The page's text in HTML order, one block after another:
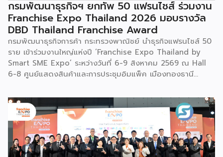
คารวะต่อบรรพชน และทุกการกระโดดสะท้อนถึงจิตวิญญาณอัน
แรงกล้าของชนเผ่าเหมียว กุนซานจูถือเป็นหนึ่งในศิลปะการ
เต้นรำที่ปราบเซียนและท้าทายที่สุดของชนเผ่าเหมียว ผู้แสดงจะ
สวมเสื้อนอกสีขาวปักลายอันประณีต และสวมหมวกขนไก่ฟ้า
พร้อมบรรเลงลู่เซิงแบบ 6 ท่อ จุดที่ท้าทายที่สุดคือเสียงเพลงจะ
ต้องพลิ้วไหวอย่างต่อเนื่อง นักเต้นจึงต้องเป่าลู่เซิงอย่าง
สม่ำเสมอโดยไม่สะดุด แม้ในยามที่ต้องโลดโผนด้วยท่วงท่าที่ยาก
ผ่านชามใส่น้ำที่วางเรียงเอาไว้ โดยต้องทรงตัวด้วยความแม่นยำ
อย่างน่าอัศจรรย์ พร้อมรังสรรค์ลีลาท่ารำอันตื่นตาตื่นใจ ไม่ว่าจะ
เป็นท่านางแอ่นบิน พีระมิดมนุษย์ หรือท่ามังกรพลิกกาย การ
ผสานท่วงทำนอง การเคลื่อนไหว ลมหายใจ และพละกำลังเข้าด้วย
กันอย่างสมบูรณ์แบบนี้เอง ที่หล่อหลอมให้เกิดเป็นสุนทรียศาสตร์
อันเป็นเอกลักษณ์ของศิลปะโบราณชนิดนี้ นับตั้งแต่คริสต์
กรมพัฒนาธุรกิจฯ ยกทัพ 50 แฟรนไชส์ ร่วมงาน
Franchise Expo Thailand 2026 มอบรางวัล
DBD Thailand Franchise Award
กรมพัฒนาธุรกิจการค้า กระทรวงพาณิชย์ นำธุรกิจแฟรนไชส์ 50
ราย เข้าร่วมงานใหญ่แห่งปี ‘Franchise Expo Thailand by
Smart SME Expo’ ระหว่างวันที่ 6-9 สิงหาคม 2569 ณ Hall
6-8 ศูนย์แสดงสินค้าและการประชุมอิมแพ็ค เมืองทองธานี
2026 ให้แก่ผู้ประกอบธุรกิจแฟรนไชส์ที่อยู่ในการส่งเสริมสนับสนุน
ของกรมฯ นายพูนพงษ์ นัยนาภากรณ์ อธิบดีกรมพัฒนาธุรกิจ
การค้า กระทรวงพาณิชย์ เปิดเผยภายหลังเป็นประธานเปิดงาน
“งานแฟรนไชส์ เอ็กซ์โป ไทยแลนด์ บาย สมาร์ท เอสเอ็มอี เอ็กซ์
โป (Franchise Expo Thailand by Smart SME Expo)” ซึ่ง
เป็นงานแสดงธุรกิจแฟรนไชส์ชั้นนำที่จัดขึ้นโดย บริษัท พีเอ็มจี